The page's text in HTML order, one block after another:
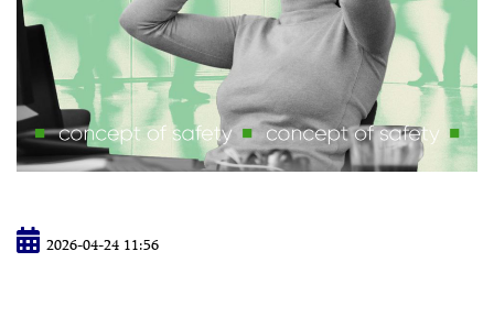
2026-04-24 11:56